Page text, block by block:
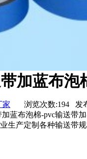
加蓝布泡
家 浏览次数:194 发布
蓝布泡棉-pvc输送带
生产定制各种输送带